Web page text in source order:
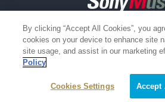
絞り込み条件を変
海外
ミステリー SF
歴史・時代小説
グラ
Copyright 2017 - 2026 Sony Music
Information on the site is for the
powered by
By clicking “Accept All Cookies”, you
cookies on your device to enhance site
site usage, and assist in our marketing
Policy
Cookies Settings Accept